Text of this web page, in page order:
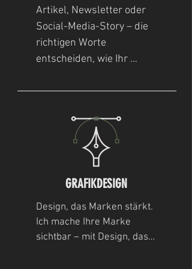
Artikel, Newsletter oder
Social-Media-Story – die
richtigen Worte
entscheiden, wie Ihr
wahrgenommen wird. Ich
Charakter, die informieren,
berühren und im
Gedächtnis bleiben.
Copywriting über Stories
und Slogans bis hin zu
Zeitungs-PR oder Pitches:
Jeder Text wird individuell
GRAFIKDESIGN
Design, das Marken stärkt.
Ich mache Ihre Marke
sichtbar – mit Design, das